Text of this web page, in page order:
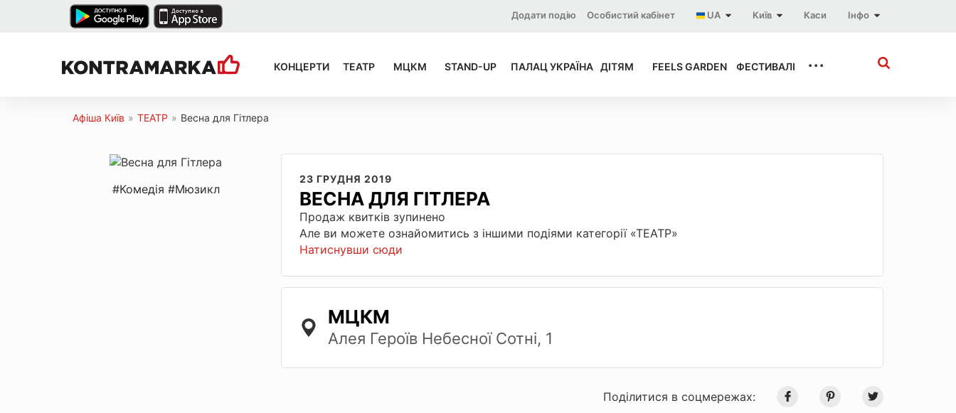
Інфо
Каси
Київ
UA
Особистий кабінет
Додати подію
КОНЦЕРТИ ТЕАТР МЦКМ STAND-UP ПАЛАЦ УКРАЇНА ДІТЯМ FEELS GARDEN ФЕСТИВАЛІ ...
Афіша Київ » ТЕАТР » Весна для Гітлера
#Комедія #Мюзикл
23 ГРУДНЯ 2019
ВЕСНА ДЛЯ ГІТЛЕРА
Продаж квитків зупинено
Але ви можете ознайомитись з іншими подіями категорії «ТЕАТР»
Натиснувши сюди
МЦКМ
Алея Героїв Небесної Сотні, 1
Поділитися в соцмережах: